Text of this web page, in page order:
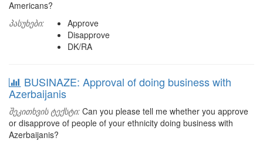
Americans?
პასუხები:
Approve
Disapprove
DK/RA
BUSINAZE: Approval of doing business with
Azerbaijanis
შეკითხვის ტექსტი: Can you please tell me whether you approve
or disapprove of people of your ethnicity doing business with
Azerbaijanis?